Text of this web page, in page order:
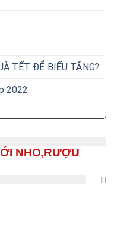
TẾT ĐỂ BIẾU TẶNG?
2022
NHO,RƯỢU